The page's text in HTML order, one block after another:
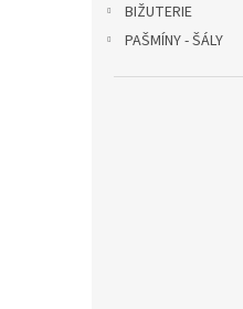
BIŽUTERIE
PAŠMÍNY - ŠÁLY